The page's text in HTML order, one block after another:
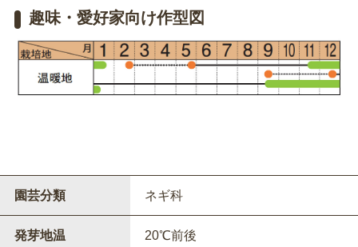
趣味・愛好家向け作型図
園芸分類 ネギ科
発芽地温 20℃前後